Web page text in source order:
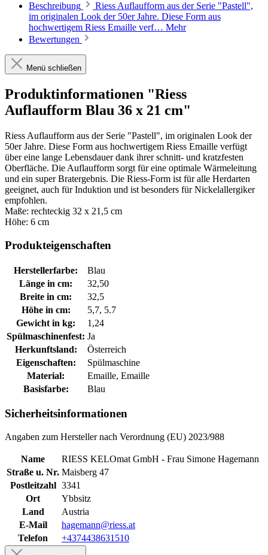
Beschreibung
Riess Auflaufform aus der Serie "Pastell",
im originalen Look der 50er Jahre. Diese Form aus
hochwertigem Riess Emaille verf… Mehr
Bewertungen
Menü schließen
Produktinformationen "Riess
Auflaufform Blau 36 x 21 cm"
Riess Auflaufform aus der Serie "Pastell", im originalen Look der
50er Jahre. Diese Form aus hochwertigem Riess Emaille verfügt
über eine lange Lebensdauer dank ihrer schnitt- und kratzfesten
Oberfläche. Die Auflaufform sorgt für eine optimale Wärmeleitung
und ein super Bratergebnis. Die Riess-Form ist für alle Herdarten
geeignet, auch für Induktion und ist besonders für Nickelallergiker
empfohlen.
Maße: rechteckig 32 x 21,5 cm
Höhe: 6 cm
Produkteigenschaften
Herstellerfarbe:
Blau
Länge in cm:
32,50
Breite in cm:
32,5
Höhe in cm:
5,7, 5.7
Gewicht in kg:
1,24
Spülmaschinenfest: Ja
Herkunftsland:
Österreich
Eigenschaften:
Spülmaschine
Material:
Emaille, Emaille
Basisfarbe:
Blau
Sicherheitsinformationen
Angaben zum Hersteller nach Verordnung (EU) 2023/988
Name
RIESS KELOmat GmbH - Frau Simone Hagemann
Straße u. Nr. Maisberg 47
Postleitzahl 3341
Ort
Ybbsitz
Land
Austria
E-Mail
hagemann@riess.at
Telefon
+4374438631510